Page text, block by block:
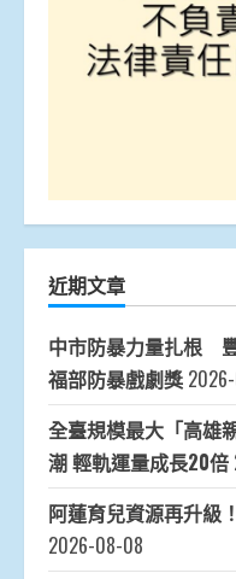
近期文章
中市防暴力量扎根
福部防暴戲劇獎
全臺規模最大「高雄
潮 輕軌運量成長20倍
阿蓮育兒資源再升級
2026-08-08